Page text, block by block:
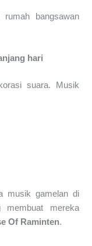
bangsawan
hari
suara. Musik
musik gamelan di
membuat mereka
Of Raminten.